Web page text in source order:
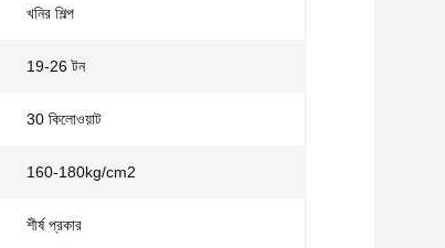
খনির শিল্প
19-26 টন
30 কিলোওয়াট
160-180kg/cm2
শীর্ষ প্রকার